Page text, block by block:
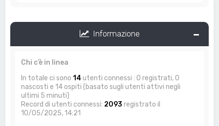
Informazione
Chi c’è in linea
In totale ci sono14 utenti connessi : 0 registrati, 0
nascosti e 14 ospiti (basato sugli utenti attivi negli
ultimi 5 minuti)
Record di utenti connessi: 2093 registrato il
10/05/2025, 14:21